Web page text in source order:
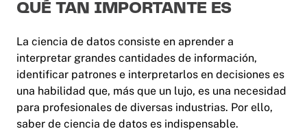
QUÉ TAN IMPORTANTE ES
La ciencia de datos consiste en aprender a
interpretar grandes cantidades de información,
identificar patrones e interpretarlos en decisiones es
una habilidad que, más que un lujo, es una necesidad
para profesionales de diversas industrias. Por ello,
saber de ciencia de datos es indispensable.